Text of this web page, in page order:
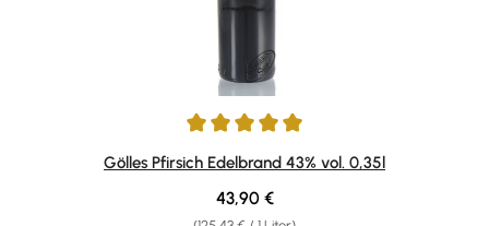
Durchschnittliche Bewertung von 5 von 5 Sternen
Gölles Pfirsich Edelbrand 43% vol. 0,35l
Regulärer Preis:
43,90 €